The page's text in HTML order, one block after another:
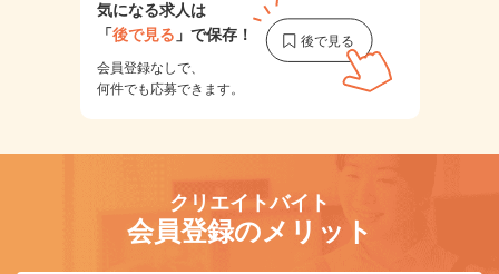
気になる求人は
「後で見る 」で保存！
会員登録なしで、
何件でも応募できます。
クリエイトバイト
会員登録のメリット